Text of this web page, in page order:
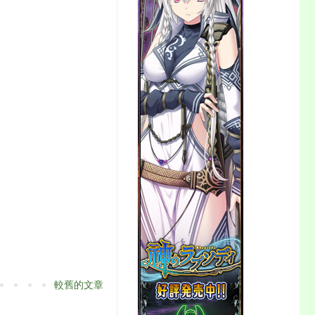
較舊的文章